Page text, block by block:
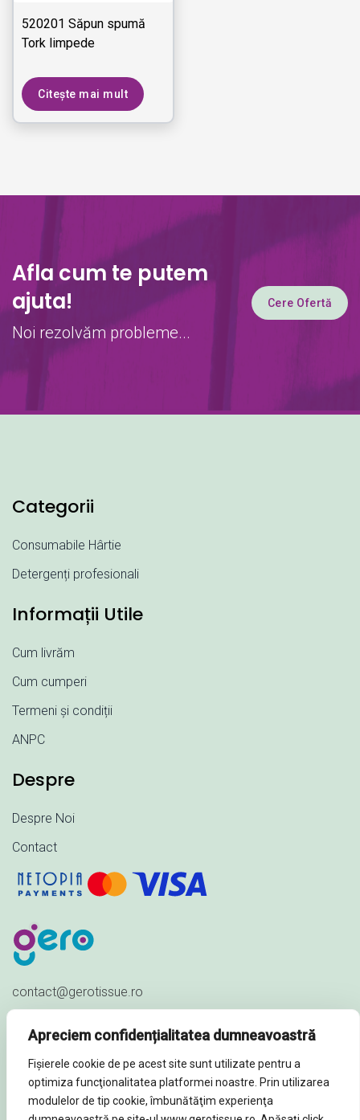
Apreciem confidențialitatea dumneavoastră
Fișierele cookie de pe acest site sunt utilizate pentru a
optimiza funcţionalitatea platformei noastre. Prin utilizarea
modulelor de tip cookie, îmbunătăţim experienţa
520201 Săpun spumă
Tork limpede
Citește mai mult
Afla cum te putem
ajuta!
Noi rezolvăm probleme...
Cere Ofertă
Categorii
Consumabile Hârtie
Detergenți profesionali
Informații Utile
Cum livrăm
Cum cumperi
Termeni și condiții
ANPC
Despre
Despre Noi
Contact
contact@gerotissue.ro
Str. Al. Ioan Cuza nr. 23,
Sat Păuleștii Noi, Comuna Păulești,
Prahova - ROMÂNIA